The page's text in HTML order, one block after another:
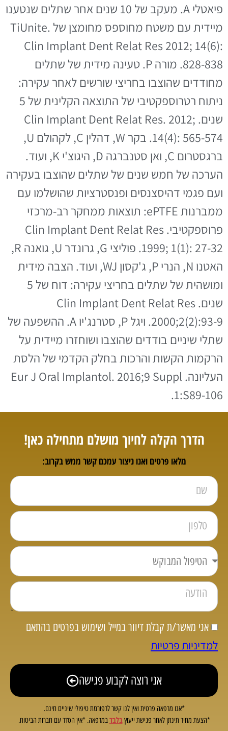
פיאטלי A. מעקב של 10 שנים אחר שתלים שנטענו
מיידית עם משטח מחוספס מחומצן של TiUnite.
Clin Implant Dent Relat Res 2012; 14(6):
828-838. מורה P. טעינה מידית של שתלים
מחודדים שהוצבו בחריצי שורשים לאחר עקירה:
ניתוח רטרוספקטיבי של התוצאה הקלינית של 5
שנים. Clin Implant Dent Relat Res. 2012;
14(4): 565-574. בקר W, דהלין C, לקהולם U,
ברגסטרום C, ואן סטנברגה D, היגוצ'י K, ועוד.
הערכה של חמש שנים של שתלים שהוצבו בעקירה
ועם פגמי דהיסצנסים ופנסטרציות שהושלמו עם
ממברנות ePTFE: תוצאות ממחקר רב-מרכזי
פרוספקטיבי. Clin Implant Dent Relat Res
1999; 1(1): 27-32. פוליצי G, גרונדר U, גואנה R,
האטנו N, הנרי P, ג'קסון WJ, ועוד. הצבה מידית
ומושהית של שתלים בחריצי עקירה: דוח של 5
שנים. Clin Implant Dent Relat Res
2000;2(2):93-9. ויגל P, סטרנג'יו A. ההשפעה של
שתלי שיניים בודדים שהוצבו ושוחזרו מיידית על
הרקמות הקשות והרכות בחלק הקדמי של הלסת
העליונה. Eur J Oral Implantol. 2016;9 Suppl
1:S89-106.
הדרך הקלה לחיוך מושלם מתחילה כאן!
מלאו פרטים ואנו ניצור עמכם קשר ממש בקרוב:
אני מאשר/ת קבלת דיוור במייל ושימוש בפרטים בהתאם
למדיניות פרטיות
אני רוצה לקבוע פגישה
*אנו מרפאה פרטית ואין לנו קשר לרפורמת טיפולי שיניים חינם.
*הצעת מחיר תינתן לאחר פגישת ייעוץבלבד במרפאה. *אין הסדר עם חברות הביטוח.